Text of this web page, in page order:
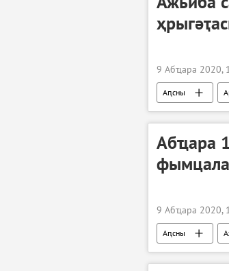
9 Абҵара 2020,
Аԥсны
Абҵара
9 Абҵара 2020,
Аԥсны